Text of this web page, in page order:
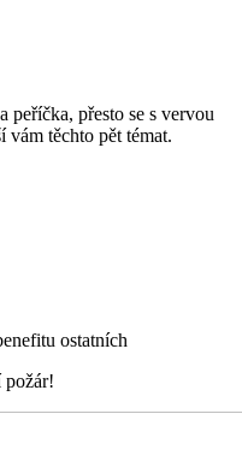
peříčka, přesto se s vervou
vám těchto pět témat.
ostatních
požár!